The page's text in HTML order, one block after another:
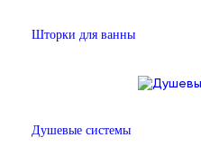
Шторки для ванны
Душевые системы